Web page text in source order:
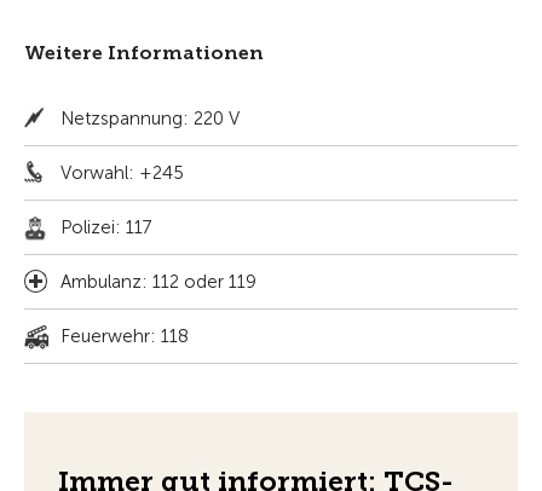
Weitere Informationen
Netzspannung: 220 V
Vorwahl: +245
Polizei: 117
Ambulanz: 112 oder 119
Feuerwehr: 118